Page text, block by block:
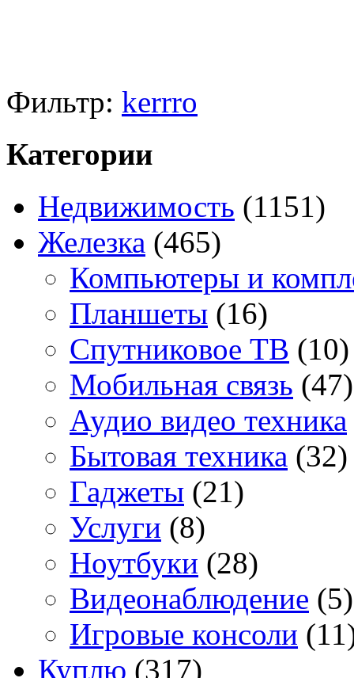
Фильтр: kerrro
Категории
Недвижимость (1151)
Железка (465)
Компьютеры и
Планшеты (16)
Спутниковое ТВ (10)
Мобильная связь (47)
Аудио видео техника
Бытовая техника (32)
Гаджеты (21)
Услуги (8)
Ноутбуки (28)
Видеонаблюдение (5)
Игровые консоли
Куплю (317)